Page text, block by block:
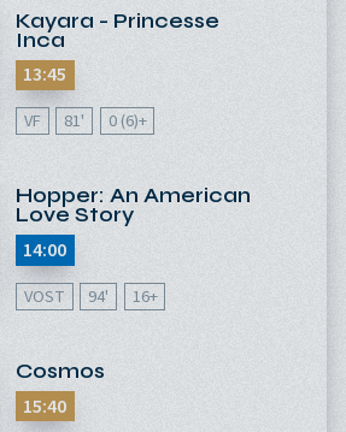
Kayara - Princesse
Inca
VF 81' 0 (6)+
13:45
Hopper: An American
Love Story
VOST 94' 16+
14:00
Cosmos
15:40